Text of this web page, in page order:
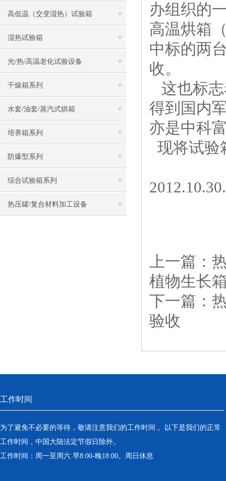
高低温（交变湿热）试验箱
湿热试验箱
光/热/高温老化试验设备
干燥箱系列
水套/油套/蒸汽式烘箱
培养箱系列
防爆型系列
综合试验箱系列
热压罐/复合材料加工设备
办组织的
高温烘箱
中标的两
收。
这也标志
得到国内
亦是中科
现将试验
上一篇：
植物生长
下一篇：
验收
工作时间
为了避免不必要的等待，敬请注意我们的工作时间 。以下是我们的正常
工作时间，中国大陆法定节假日除外。
工作时间：周一至周六 早8:00-晚18:00。周日休息